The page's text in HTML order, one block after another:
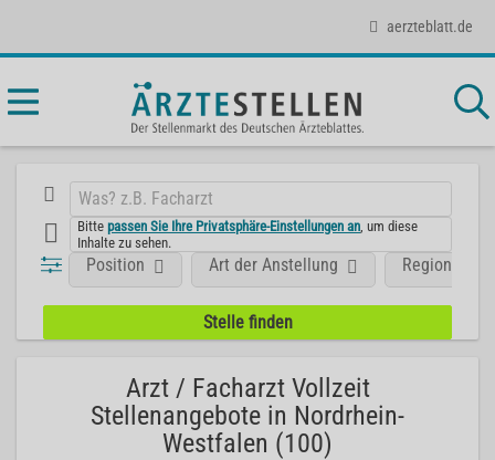
aerzteblatt.de
Bittepassen Sie Ihre Privatsphäre-Einstellungen an , um diese
Inhalte zu sehen.
Position Art der Anstellung Region
Arzt / Facharzt Vollzeit
Stellenangebote in Nordrhein-
Westfalen (100)